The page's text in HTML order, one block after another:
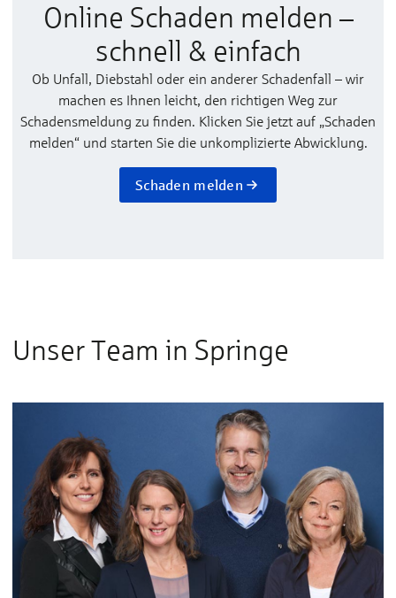
Online Schaden melden –
schnell & einfach
Ob Unfall, Diebstahl oder ein anderer Schadenfall – wir
machen es Ihnen leicht, den richtigen Weg zur
Schadensmeldung zu finden. Klicken Sie jetzt auf „Schaden
melden“ und starten Sie die unkomplizierte Abwicklung.
Schaden melden
Unser Team in Springe